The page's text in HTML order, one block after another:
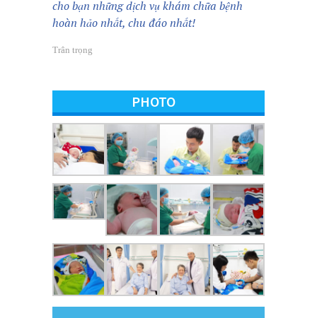
cho bạn những dịch vụ khám chữa bệnh
hoàn hảo nhất, chu đáo nhất!
Trân trọng
PHOTO